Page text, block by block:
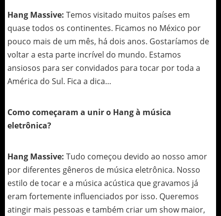
Hang Massive: Temos visitado muitos países em
quase todos os continentes. Ficamos no México por
pouco mais de um mês, há dois anos. Gostaríamos de
voltar a esta parte incrível do mundo. Estamos
ansiosos para ser convidados para tocar por toda a
América do Sul. Fica a dica…
Como começaram a unir o Hang à música
eletrônica?
Hang Massive: Tudo começou devido ao nosso amor
por diferentes gêneros de música eletrônica. Nosso
estilo de tocar e a música acústica que gravamos já
eram fortemente influenciados por isso. Queremos
atingir mais pessoas e também criar um show maior,